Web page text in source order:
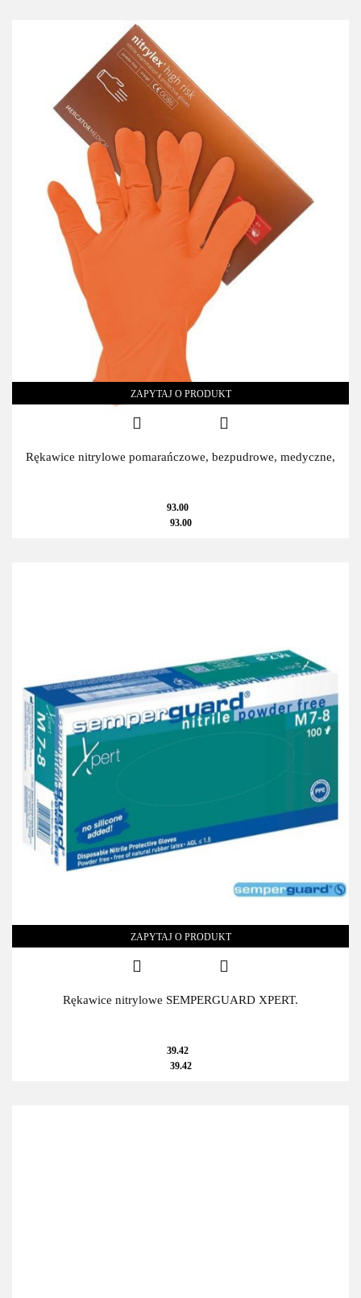
ZAPYTAJ O PRODUKT
Rękawice nitrylowe pomarańczowe, bezpudrowe, medyczne,
93.00
93.00
ZAPYTAJ O PRODUKT
Rękawice nitrylowe SEMPERGUARD XPERT.
39.42
39.42